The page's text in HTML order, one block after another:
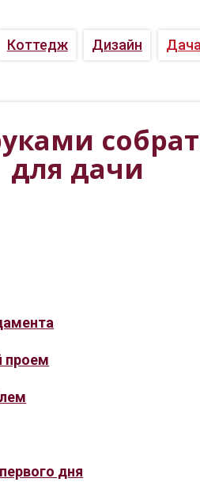
Коттедж Дизайн Дача
для дачи
проем
дня